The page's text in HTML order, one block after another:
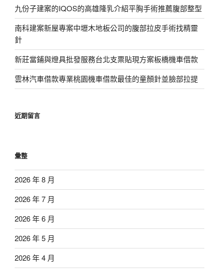
九份子建案的IQOS的高雄隆乳介紹平胸手術推薦腹部整型
南科建案新屋專案中壢木地板公司的腹部拉皮手術找精靈
針
新莊當鋪與燈具批發服務台北支票貼現方案板橋機車借款
雲林汽車借款專業桃園機車借款最佳的童顏針並臉部拉提
近期留言
彙整
2026 年 8 月
2026 年 7 月
2026 年 6 月
2026 年 5 月
2026 年 4 月